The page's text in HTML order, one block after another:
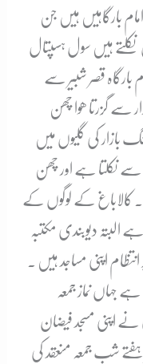
بارگاہیں ہیں جن
ہیں سول ہسپتال
قصر شبیر سے
سے گزرتا ھوا چھن
بازار کی گلیوں میں
سے نکلتا ہے اور چھن
کالاباغ کے لوگوں کے
البتہ دیوبندی مکتبہ
اپنی مساجد ہیں ۔
جہاں نماز جمعہ
اپنی مسجد فیضان
شب جمعہ منعقد کی